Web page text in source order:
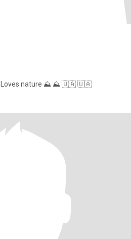
Loves beach ⛱️ Pet lover 🐩 Loves nature ⛰️ ⛰️ 🇺🇦 🇺🇦